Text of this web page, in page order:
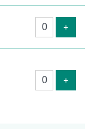
Aantal
tickets
+Voeg
+Voeg